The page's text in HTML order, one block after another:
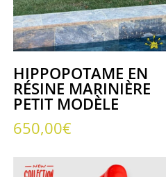
HIPPOPOTAME EN
RÉSINE MARINIÈRE
PETIT MODÈLE
650,00€